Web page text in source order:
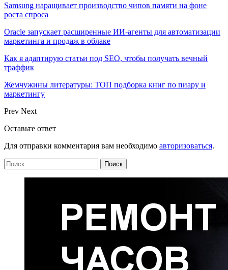
Samsung наращивает производство чипов памяти на фоне
роста спроса
Oracle запускает расширенные ИИ‑агенты для автоматизации
маркетинга и продаж в облаке
Как я адаптирую статьи под SEO, чтобы получать вечный
траффик
Жемчужины литературы: ТОП подборка книг по пиару и
маркетингу
Prev Next
Оставьте ответ
Для отправки комментария вам необходимо авторизоваться.